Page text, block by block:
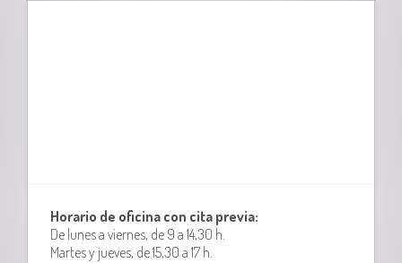
Horario de oficina con cita previa:
De lunes a viernes, de 9 a 14,30 h.
Martes y jueves, de 15,30 a 17 h.